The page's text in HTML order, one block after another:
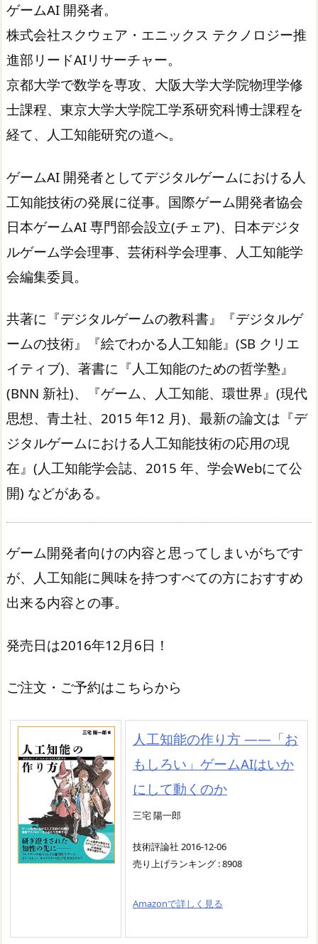
ゲームAI 開発者。
株式会社スクウェア・エニックス テクノロジー推
進部リードAIリサーチャー。
京都大学で数学を専攻、大阪大学大学院物理学修
士課程、東京大学大学院工学系研究科博士課程を
経て、人工知能研究の道へ。
ゲームAI 開発者としてデジタルゲームにおける人
工知能技術の発展に従事。国際ゲーム開発者協会
日本ゲームAI 専門部会設立(チェア)、日本デジタ
ルゲーム学会理事、芸術科学会理事、人工知能学
会編集委員。
共著に『デジタルゲームの教科書』『デジタルゲ
ームの技術』『絵でわかる人工知能』(SB クリエ
イティブ)、著書に『人工知能のための哲学塾』
(BNN 新社)、『ゲーム、人工知能、環世界』(現代
思想、青土社、2015 年12 月)、最新の論文は『デ
ジタルゲームにおける人工知能技術の応用の現
在』(人工知能学会誌、2015 年、学会Webにて公
開) などがある。
ゲーム開発者向けの内容と思ってしまいがちです
が、人工知能に興味を持つすべての方におすすめ
出来る内容との事。
発売日は2016年12月6日！
ご注文・ご予約はこちらから
人工知能の作り方 ――「お
もしろい」ゲームAIはいか
にして動くのか
三宅 陽一郎
技術評論社 2016-12-06
売り上げランキング : 8908
Amazonで詳しく見る